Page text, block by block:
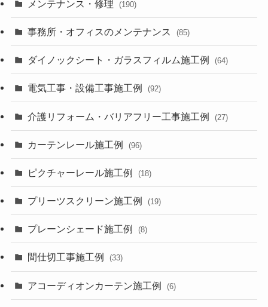
メンテナンス・修理 (190)
事務所・オフィスのメンテナンス (85)
ダイノックシート・ガラスフィルム施工例 (64)
電気工事・設備工事施工例 (92)
介護リフォーム・バリアフリー工事施工例 (27)
カーテンレール施工例 (96)
ピクチャーレール施工例 (18)
プリーツスクリーン施工例 (19)
プレーンシェード施工例 (8)
間仕切工事施工例 (33)
アコーディオンカーテン施工例 (6)